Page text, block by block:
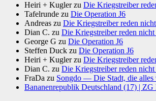
Heiri + Kuglerzu Die Kriegstreiber
Tafelrunde zu Die Operation J6
Andreas zu Die Kriegstreiber reden
Dian C. zu Die Kriegstreiber reden
George G zu Die Operation J6
Steffen Duck zu Die Operation J6
Heiri + Kuglerzu Die Kriegstreiber
Dian C. zu Die Kriegstreiber reden
FraDa zu Songdo — Die Stadt, die alles
Bananenrepublik Deutschland (17) |